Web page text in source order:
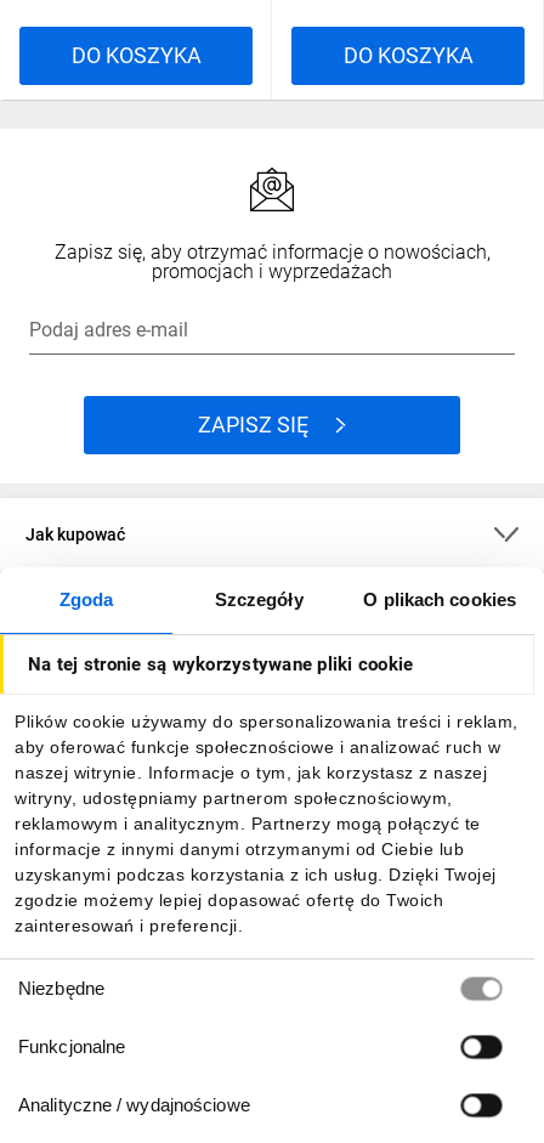
Zgoda Szczegóły O plikach cookies
Na tej stronie są wykorzystywane pliki cookie
Plików cookie używamy do spersonalizowania treści i reklam,
aby oferować funkcje społecznościowe i analizować ruch w
naszej witrynie. Informacje o tym, jak korzystasz z naszej
witryny, udostępniamy partnerom społecznościowym,
reklamowym i analitycznym. Partnerzy mogą połączyć te
informacje z innymi danymi otrzymanymi od Ciebie lub
uzyskanymi podczas korzystania z ich usług. Dzięki Twojej
zgodzie możemy lepiej dopasować ofertę do Twoich
zainteresowań i preferencji.
zgody
Niezbędne
Funkcjonalne
Analityczne / wydajnościowe
DO KOSZYKA DO KOSZYKA
Zapisz się, aby otrzymać informacje o nowościach,
promocjach i wyprzedażach
Podaj adres e-mail
ZAPISZ SIĘ
Jak kupować
O firmie
Informacje
Pobierz naszą aplikację mobilną: